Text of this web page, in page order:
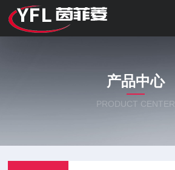
产品中心
PRODUCT CENTER